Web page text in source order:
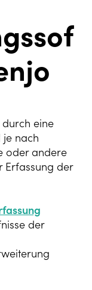
eine
je nach
oder andere
Erfassung der
der